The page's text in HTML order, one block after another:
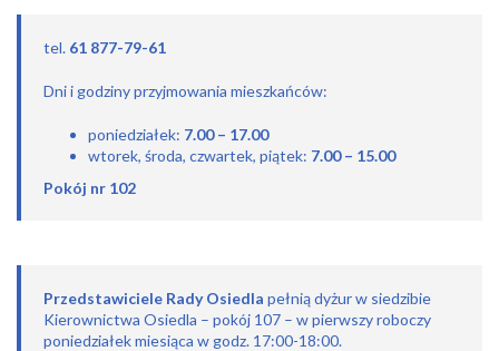
tel. 61 877-79-61
Dni i godziny przyjmowania mieszkańców:
poniedziałek: 7.00 – 17.00
wtorek, środa, czwartek, piątek: 7.00 – 15.00
Pokój nr 102
Przedstawiciele Rady Osiedla pełnią dyżur w siedzibie
Kierownictwa Osiedla – pokój 107 – w pierwszy roboczy
poniedziałek miesiąca w godz. 17:00-18:00.